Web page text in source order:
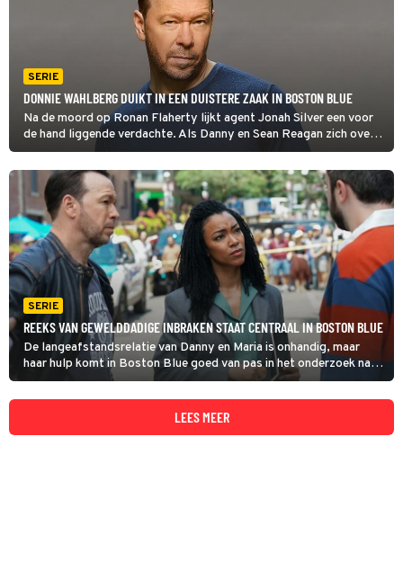
SERIE
DONNIE WAHLBERG DUIKT IN EEN DUISTERE ZAAK IN BOSTON BLUE
Na de moord op Ronan Flaherty lijkt agent Jonah Silver een voor
de hand liggende verdachte. Als Danny en Sean Reagan zich over
de zaak buigen, doen ze in Boston Blue op oude camerabeelden
een schokkende ontdekking.
SERIE
REEKS VAN GEWELDDADIGE INBRAKEN STAAT CENTRAAL IN BOSTON BLUE
De langeafstandsrelatie van Danny en Maria is onhandig, maar
haar hulp komt in Boston Blue goed van pas in het onderzoek naar
een reeks gewelddadige woninginbraken. Maria beseft hoe de
dader de beveiliging weet te omzeilen.
LEES MEER